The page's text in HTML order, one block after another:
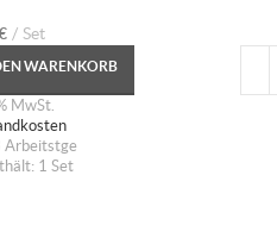
Set
WARENKORB
MwSt.
Arbeitstge
1 Set